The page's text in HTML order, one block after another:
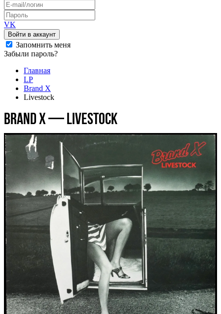
VK
Войти в аккаунт
Запомнить меня
Забыли пароль?
Главная
LP
Brand X
Livestock
Brand X — Livestock